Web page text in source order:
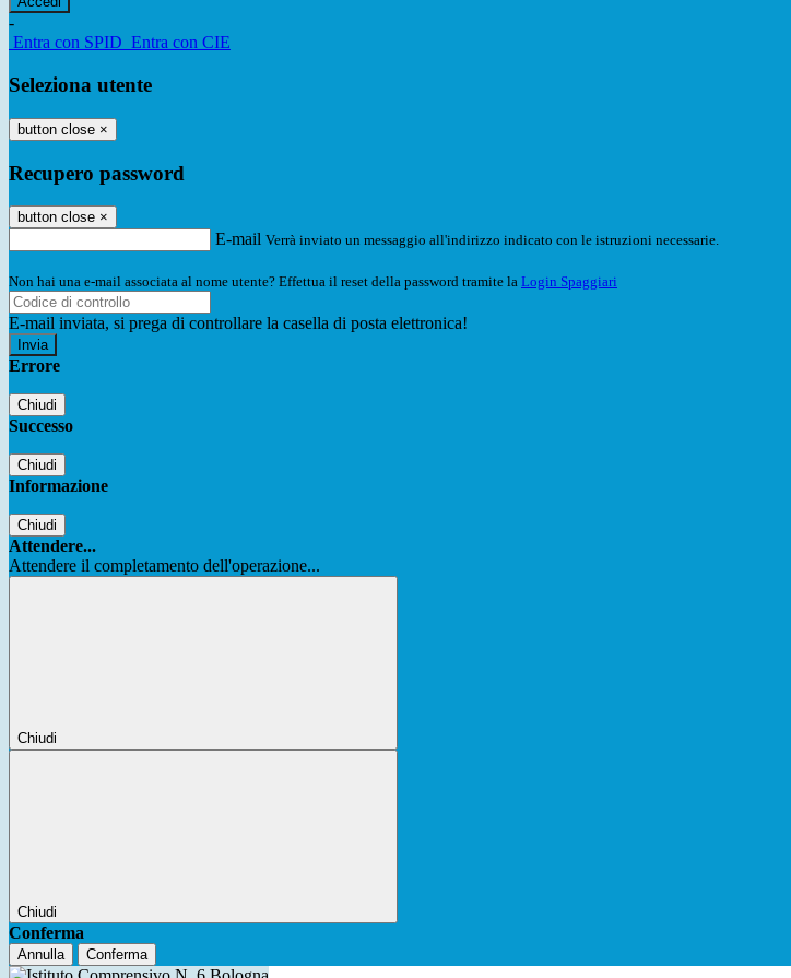
-
Entra con SPID Entra con CIE
Seleziona utente
button close ×
Recupero password
button close ×
E-mail Verrà inviato un messaggio all'indirizzo indicato con le istruzioni necessarie.
Non hai una e-mail associata al nome utente? Effettua il reset della password tramite la Login Spaggiari
E-mail inviata, si prega di controllare la casella di posta elettronica!
Errore
Chiudi
Successo
Chiudi
Informazione
Chiudi
Attendere...
Attendere il completamento dell'operazione...
Chiudi
Chiudi
Conferma
Annulla Conferma